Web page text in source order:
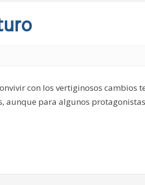
con los vertiginosos cambios
aunque para algunos